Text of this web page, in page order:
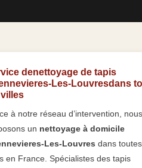
denettoyage de tapis
Les-Louvresdans
villes
à notre réseau d’intervention, nous
un nettoyage à domicile
Les-Louvres dans
en France. Spécialistes des tapis